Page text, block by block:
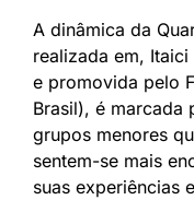
A dinâmica da
realizada em, Itaici
e promovida pelo
Brasil), é marcada
grupos menores
sentem-se mais
suas experiências